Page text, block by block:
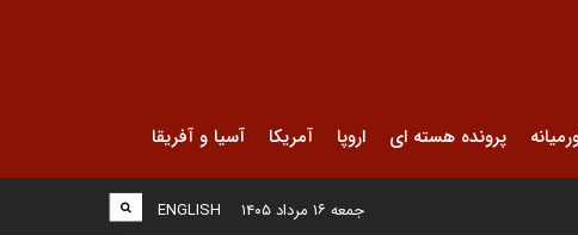
پرونده هسته ای اروپا آمریکا آسیا و آفریقا
ENGLISH جمعه ۱۶ مرداد ۱۴۰۵